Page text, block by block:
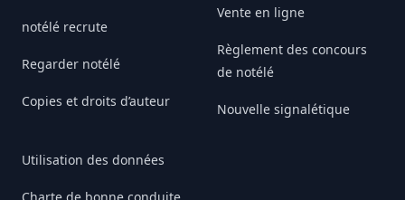
notélé recrute
Regarder notélé
Copies et droits d’auteur
Utilisation des données
Vente en ligne
Règlement des concours
de notélé
Nouvelle signalétique